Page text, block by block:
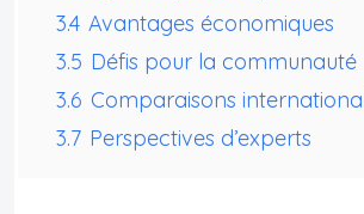
3.4 Avantages économiques
3.5 Défis pour la communauté
3.6 Comparaisons
3.7 Perspectives d’experts